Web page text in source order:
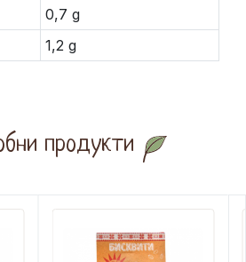
0,7 g
1,2 g
продукти